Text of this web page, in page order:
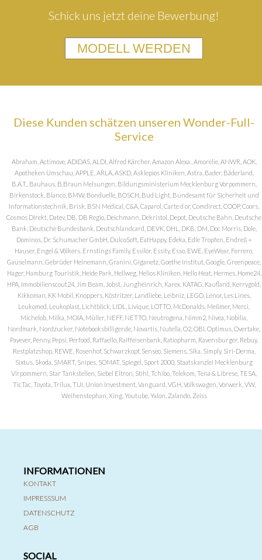
Schick uns jetzt deine Bewerbung!
MODELL WERDEN
Diese Kunden schätzen unseren Wonder-Full-
Service
Abraham, Actimove, ADIDAS, ALDI, Alfred Kärcher, Amazon Alexa , Amorelie, ANWR, AOK,
Apotheken Umschau, APPLE, ARLA, ASKD, Asklepios Kliniken, Astra, Bader, Bäderland,
B.A.T., Bauhaus, B.Braun Melsungen, Bildungsministerium Mecklenburg Vorpommern,
Birkenstock, Blanco, BMW, Bonduelle, BOSCH, Bud Light, Bundesamt für Sicherheit und
Informationstechnik, Brisk, BSN Medical, C&A, Caparol, Carte d or, Comdirect, COOP, Coors,
Cosmos DIrekt, Datev, DB, DB Regio, Deichmann, Dekristol, Depot, Deutsche Bahn, Deutsche
Bank, Deutsche Bundesbank, Deutschlandcard, DEVK, DHL, DKB, DM, Doc Morris, Dole,
Dominos, Dr. Schumacher GmbH, DulcoSoft, EatHappy, Edeka, Edle Tropfen, Endreß +
Hauser, Engel & Völkers, Ernstings Family, Essilor, Essity, Esso, EWE, EyeWear, Ferrero,
Gauselmann, Gebrüder Heinemann, Granini, Giganetz, Goethe Institut, Google, Greenpeace,
Hager, Hamburg Touristik, Heide Park, Hellweg, Helios Kliniken, Hello Heat, Hermes, Home24,
HPA, Immobilienscout24, Jim Beam, Jobst, Jungheinrich, Karex, KATAG, Kaufland, Kerrygold,
Kikkoman, KK Mobil, Knoppers, Köstritzer, Landliebe, Leibniz, LEGO, Lenor, Les Lines,
Leukomed, Leukoplast, Lichtblick, LIDL, Livique, LOTTO, McDonalds, Meßmer, Merci,
Michelob, Milka, MOIA, Müller, NEFF, NETTO, Neutrogena, Nimm2, Nivea, Nobilia,
Nordmark, Nordzucker, Notebooksbilliger.de, Novartis, Nutella, O2, OBI, Optimus, Overtake,
Payever, Penny, Pepsi, Perfood, Raffaello, Raiffeisenbank, Ratiopharm, Ravensburger, Rebuy,
Restplatzshop, REWE, Rosenhof, Schwarzkopf, Senseo, Siemens, Sika, Simply, Siri-Derma,
Sixtus, Skoda, SMART, Snipes, SOMAT, Spiegel, Sport 2000, Staatskanzlei Mecklenburg
Virpommern, Star Tankstellen, Siebel Eltron, Stihl, Tchibo, Telekom, Tena & Librese, TESA,
TicTac, Toyota, Trilux, TUI, Union Investment, Vanguard, VGH, Volkswagen, Vorwerk, VW,
Weihenstephan, Xing, Youtube, Yxlon, Zalando, Zeiss
INFORMATIONEN
KONTAKT
IMPRESSSUM
DATENSCHUTZ
AGB
SOCIAL